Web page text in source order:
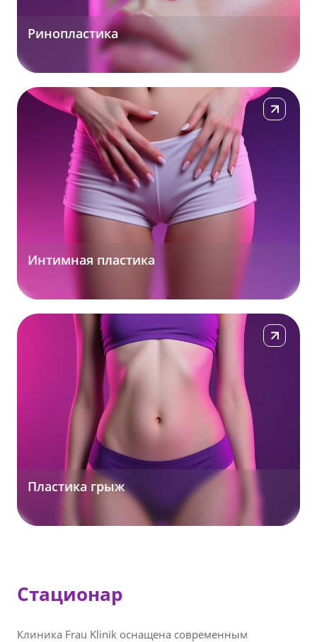
Ринопластика
Интимная пластика
Подробнее
Пластика грыж
Подробнее
Стационар
Клиника Frau Klinik оснащена современным